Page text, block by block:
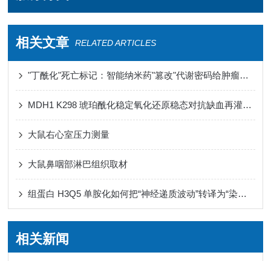
相关文章 RELATED ARTICLES
"丁酰化"死亡标记：智能纳米药"篡改"代谢密码给肿瘤判死刑
MDH1 K298 琥珀酰化稳定氧化还原稳态对抗缺血再灌注损伤心肌铁死亡
大鼠右心室压力测量
大鼠鼻咽部淋巴组织取材
组蛋白 H3Q5 单胺化如何把“神经递质波动”转译为“染色质节律”
相关新闻